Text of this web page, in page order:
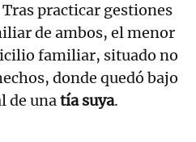
Tras practicar gestiones
de ambos, el menor
familiar, situado no
donde quedó bajo
de unatía suya.